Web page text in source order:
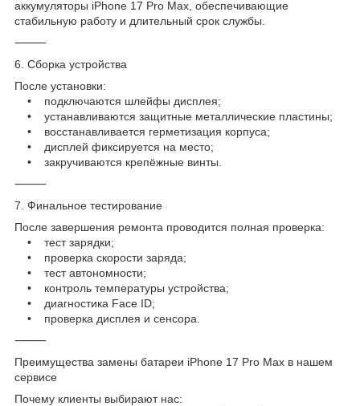
аккумуляторы iPhone 17 Pro Max, обеспечивающие
стабильную работу и длительный срок службы.
⸻
6. Сборка устройства
После установки:
• подключаются шлейфы дисплея;
• устанавливаются защитные металлические пластины;
• восстанавливается герметизация корпуса;
• дисплей фиксируется на место;
• закручиваются крепёжные винты.
⸻
7. Финальное тестирование
После завершения ремонта проводится полная проверка:
• тест зарядки;
• проверка скорости заряда;
• тест автономности;
• контроль температуры устройства;
• диагностика Face ID;
• проверка дисплея и сенсора.
⸻
Преимущества замены батареи iPhone 17 Pro Max в нашем
сервисе
Почему клиенты выбирают нас: